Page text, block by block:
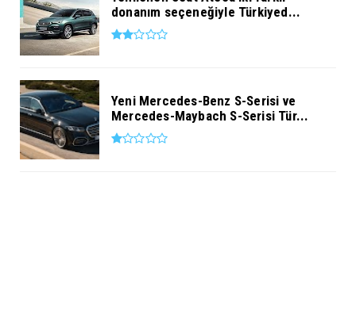
donanım seçeneğiyle Türkiyed...
Yeni Mercedes-Benz S-Serisi ve
Mercedes-Maybach S-Serisi Tür...